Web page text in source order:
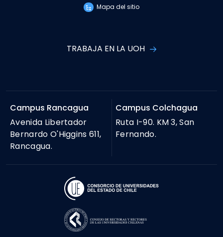
Mapa del sitio
TRABAJA EN LA UOH
Campus Rancagua
Avenida Libertador
Bernardo O'Higgins 611,
Rancagua.
Campus Colchagua
Ruta I-90. KM 3, San
Fernando.